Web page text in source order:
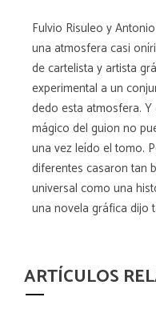
Fulvio Risuleo y
una atmosfera casi
de cartelista y artista
experimental a un
dedo esta atmosfera.
mágico del guion no
una vez leído el tomo.
diferentes casaron tan
universal como una
una novela gráfica dijo
ARTÍCULOS